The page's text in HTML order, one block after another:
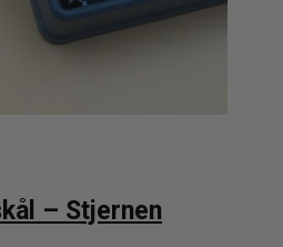
– Stjernen